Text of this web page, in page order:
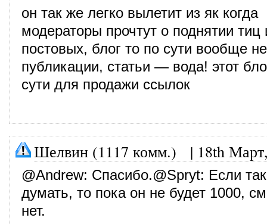
он так же легко вылетит из як когда
модераторы прочтут о поднятии тиц
постовых, блог то по сути вообще
публикации, статьи — вода! этот
сути для продажи ссылок
Шелвин (1117 комм.) | 18th
@Andrew: Спасибо.@Spryt: Если так
думать, то пока он не будет 1000,
нет.